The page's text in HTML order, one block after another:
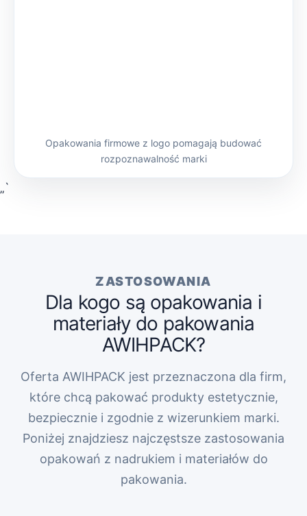
Opakowania firmowe z logo pomagają budować
rozpoznawalność marki
„`
ZASTOSOWANIA
Dla kogo są opakowania i
materiały do pakowania
AWIHPACK?
Oferta AWIHPACK jest przeznaczona dla firm,
które chcą pakować produkty estetycznie,
bezpiecznie i zgodnie z wizerunkiem marki.
Poniżej znajdziesz najczęstsze zastosowania
opakowań z nadrukiem i materiałów do
pakowania.